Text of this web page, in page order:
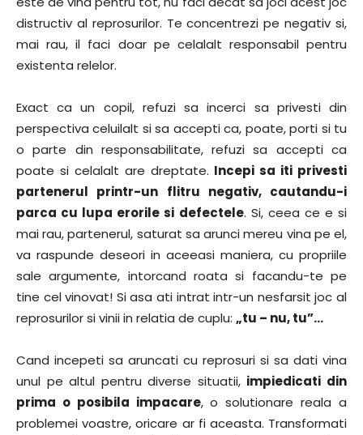
distructiv al reprosurilor. Te concentrezi pe negativ si,
mai rau, il faci doar pe celalalt responsabil pentru
existenta relelor.
Exact ca un copil, refuzi sa incerci sa privesti din
perspectiva celuilalt si sa accepti ca, poate, porti si tu
o parte din responsabilitate, refuzi sa accepti ca
poate si celalalt are dreptate. Incepi sa iti privesti
partenerul printr-un flitru negativ, cautandu-i
parca cu lupa erorile si defectele. Si, ceea ce e si
mai rau, partenerul, saturat sa arunci mereu vina pe el,
va raspunde deseori in aceeasi maniera, cu propriile
sale argumente, intorcand roata si facandu-te pe
tine cel vinovat! Si asa ati intrat intr-un nesfarsit joc al
reprosurilor si vinii in relatia de cuplu: „tu – nu, tu”…
Cand incepeti sa aruncati cu reprosuri si sa dati vina
unul pe altul pentru diverse situatii, impiedicati din
prima o posibila impacare, o solutionare reala a
problemei voastre, oricare ar fi aceasta. Transformati